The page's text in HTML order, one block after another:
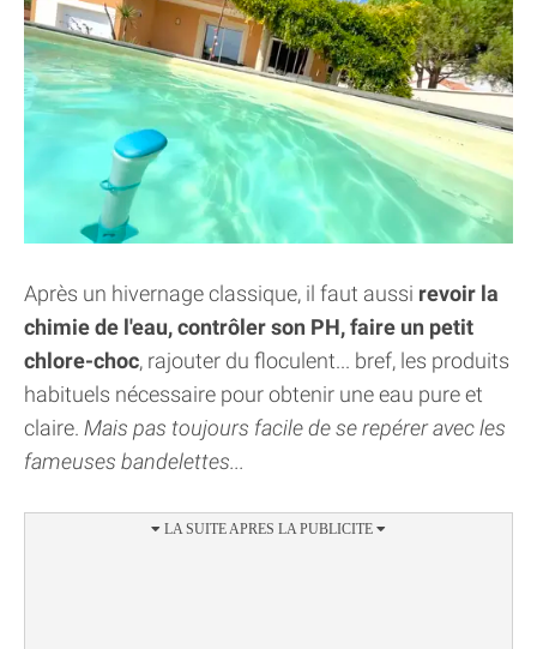
Après un hivernage classique, il faut aussi revoir la
chimie de l'eau, contrôler son PH, faire un petit
chlore-choc, rajouter du floculent... bref, les produits
habituels nécessaire pour obtenir une eau pure et
claire. Mais pas toujours facile de se repérer avec les
fameuses bandelettes...